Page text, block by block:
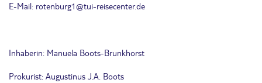
E-Mail: rotenburg1@tui-reisecenter.de
Inhaberin: Manuela Boots-Brunkhorst
Prokurist: Augustinus J.A. Boots